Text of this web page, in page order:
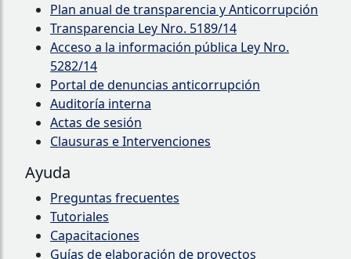
Plan anual de transparencia y Anticorrupción
Transparencia Ley Nro. 5189/14
Acceso a la información pública Ley Nro.
5282/14
Portal de denuncias anticorrupción
Auditoría interna
Actas de sesión
Clausuras e Intervenciones
Ayuda
Preguntas frecuentes
Tutoriales
Capacitaciones
Guías de elaboración de proyectos